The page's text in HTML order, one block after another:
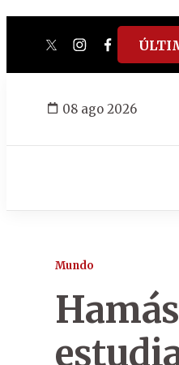
twitterinstagram
facebook
08 ago 2026
Mundo